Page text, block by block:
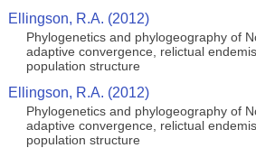
Ellingson, R.A. (2012)
Phylogenetics and phylogeography of
adaptive convergence, relictual
population structure
Ellingson, R.A. (2012)
Phylogenetics and phylogeography of
adaptive convergence, relictual
population structure